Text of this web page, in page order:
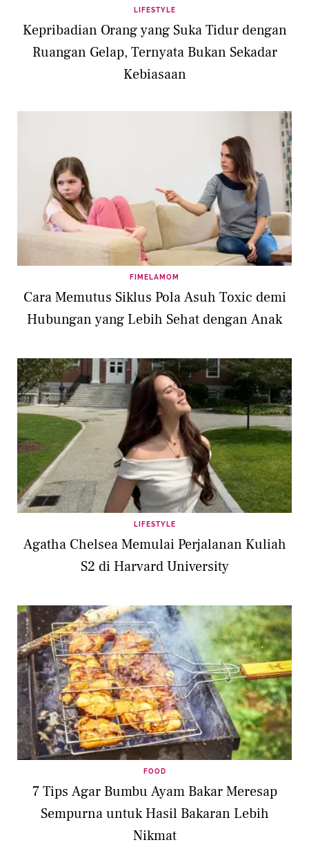
LIFESTYLE
Kepribadian Orang yang Suka Tidur dengan
Ruangan Gelap, Ternyata Bukan Sekadar
Kebiasaan
FIMELAMOM
Cara Memutus Siklus Pola Asuh Toxic demi
Hubungan yang Lebih Sehat dengan Anak
LIFESTYLE
Agatha Chelsea Memulai Perjalanan Kuliah
S2 di Harvard University
FOOD
7 Tips Agar Bumbu Ayam Bakar Meresap
Sempurna untuk Hasil Bakaran Lebih
Nikmat